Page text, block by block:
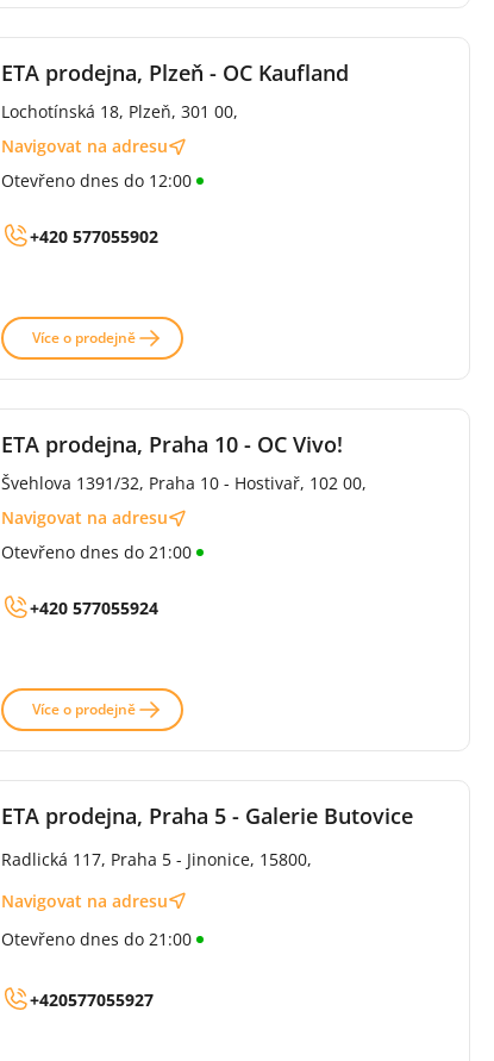
ETA prodejna, Plzeň - OC Kaufland
Lochotínská 18, Plzeň, 301 00,
Navigovat na adresu
Otevřeno dnes do 12:00
+420 577055902
Více o prodejně
ETA prodejna, Praha 10 - OC Vivo!
Švehlova 1391/32, Praha 10 - Hostivař, 102 00,
Navigovat na adresu
Otevřeno dnes do 21:00
+420 577055924
Více o prodejně
ETA prodejna, Praha 5 - Galerie Butovice
Radlická 117, Praha 5 - Jinonice, 15800,
Navigovat na adresu
Otevřeno dnes do 21:00
+420577055927